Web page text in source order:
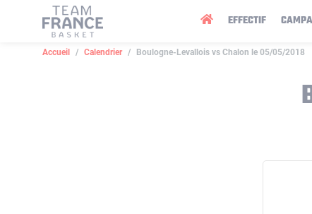
EFFECTIF
Accueil Calendrier Boulogne-Levallois vs Chalon le 05/05/2018
Panneau de gestion des cookies